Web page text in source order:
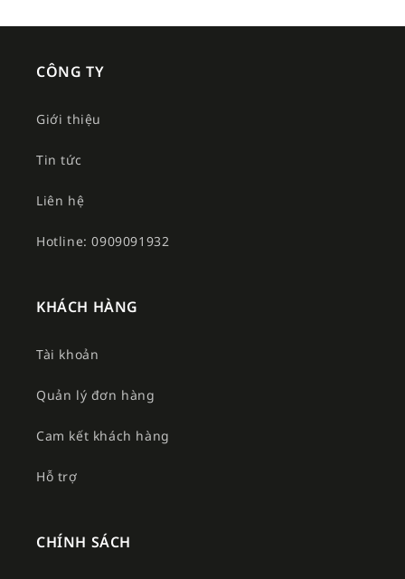
CÔNG TY
Giới thiệu
Tin tức
Liên hệ
Hotline: 0909091932
KHÁCH HÀNG
Tài khoản
Quản lý đơn hàng
Cam kết khách hàng
Hỗ trợ
CHÍNH SÁCH